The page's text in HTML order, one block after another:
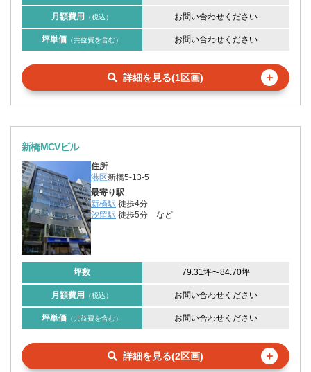
月額費用 （税込） お問い合わせください
坪単価 （共益費を含む） お問い合わせください
詳細を見る(1区画) ＋
新橋MCVビル
住所
港区新橋5-13-5
最寄り駅
新橋駅 徒歩4分
汐留駅 徒歩5分 など
坪数 79.31坪〜84.70坪
月額費用 （税込） お問い合わせください
坪単価 （共益費を含む） お問い合わせください
詳細を見る(2区画) ＋